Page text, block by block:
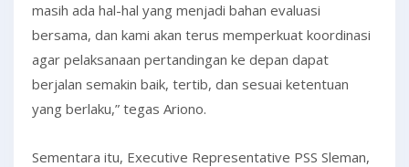
masih ada hal-hal yang menjadi bahan evaluasi
bersama, dan kami akan terus memperkuat koordinasi
agar pelaksanaan pertandingan ke depan dapat
berjalan semakin baik, tertib, dan sesuai ketentuan
yang berlaku,” tegas Ariono.
Sementara itu, Executive Representative PSS Sleman,